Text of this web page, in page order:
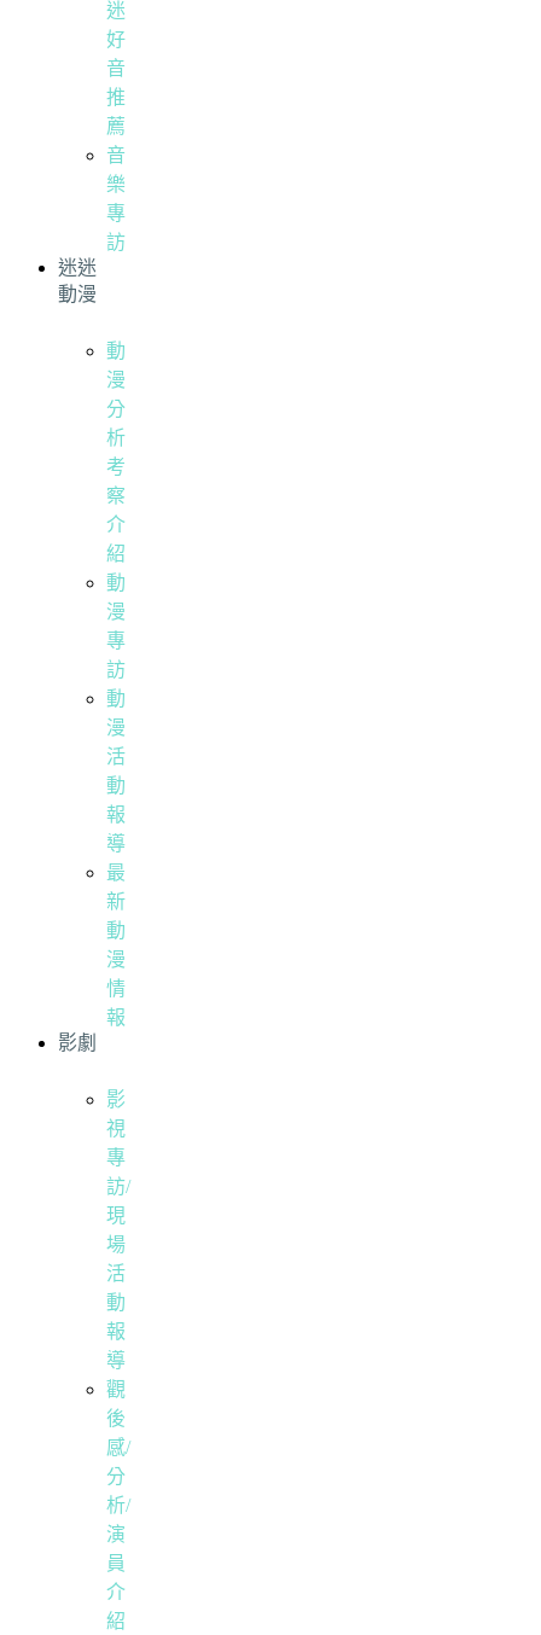
迷
好
音
推
薦
音
樂
專
訪
迷迷
動漫
動
漫
分
析
考
察
介
紹
動
漫
專
訪
動
漫
活
動
報
導
最
新
動
漫
情
報
影劇
影
視
專
訪/
現
場
活
動
報
導
觀
後
感/
分
析/
演
員
介
紹